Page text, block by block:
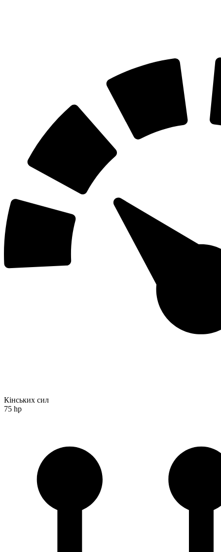
Кінських сил
75 hp